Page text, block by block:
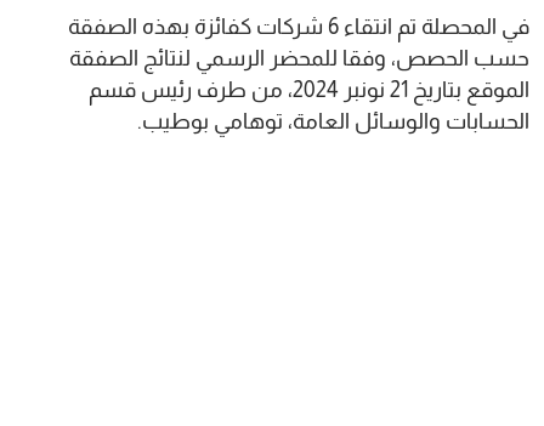
في المحصلة تم انتقاء 6 شركات كفائزة بهذه الصفقة
حسب الحصص، وفقا للمحضر الرسمي لنتائج الصفقة
الموقع بتاريخ 21 نونبر 2024، من طرف رئيس قسم
الحسابات والوسائل العامة، توهامي بوطيب.